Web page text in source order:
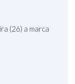
(26) a marca